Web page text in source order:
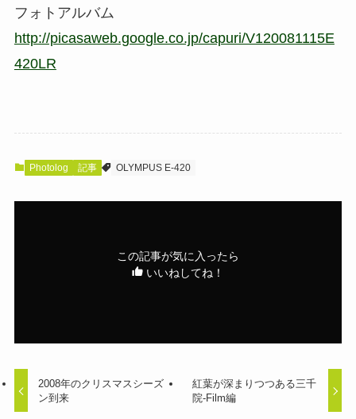
フォトアルバム
http://picasaweb.google.co.jp/capuri/V120081115E
420LR
Photolog 記事 OLYMPUS E-420
この記事が気に入ったら
いいねしてね！
2008年のクリスマスシーズ
ン到来
紅葉が深まりつつある三千
院-Film編